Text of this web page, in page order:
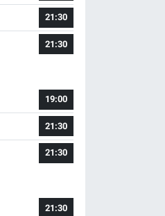
21:30
21:30
19:00
21:30
21:30
21:30